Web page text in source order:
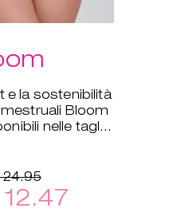
e la sostenibilità
Bloom
nelle taglie
24.95